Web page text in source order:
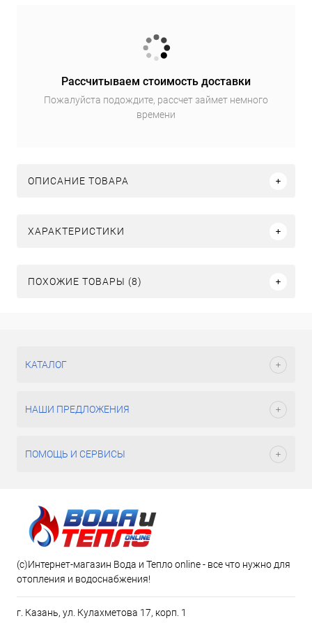
Рассчитываем стоимость доставки
Пожалуйста подождите, рассчет займет немного
времени
ОПИСАНИЕ ТОВАРА
ХАРАКТЕРИСТИКИ
ПОХОЖИЕ ТОВАРЫ (8)
КАТАЛОГ
НАШИ ПРЕДЛОЖЕНИЯ
ПОМОЩЬ И СЕРВИСЫ
(c)Интернет-магазин Вода и Тепло online - все что нужно для
отопления и водоснабжения!
г. Казань, ул. Кулахметова 17, корп. 1